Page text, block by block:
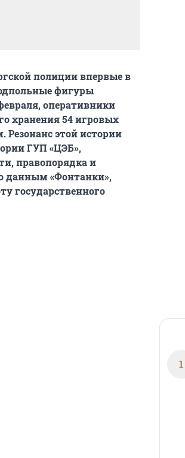
полиции впервые в
фигуры
оперативники
хранения 54 игровых
этой истории
ГУП «ЦЭБ»,
правопорядка и
данным «Фонтанки»,
государственного
1